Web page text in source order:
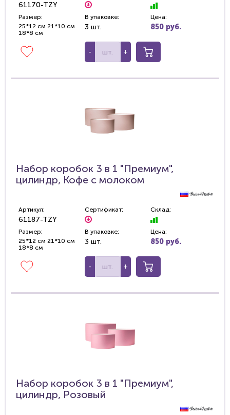
61170-TZY
Размер:
25*12 см 21*10 см
18*8 см
В упаковке:
3 шт.
Цена:
850 руб.
- +
Набор коробок 3 в 1 "Премиум",
цилиндр, Кофе с молоком
Артикул:
61187-TZY
Сертификат: Склад:
Размер:
25*12 см 21*10 см
18*8 см
В упаковке:
3 шт.
Цена:
850 руб.
- +
Набор коробок 3 в 1 "Премиум",
цилиндр, Розовый